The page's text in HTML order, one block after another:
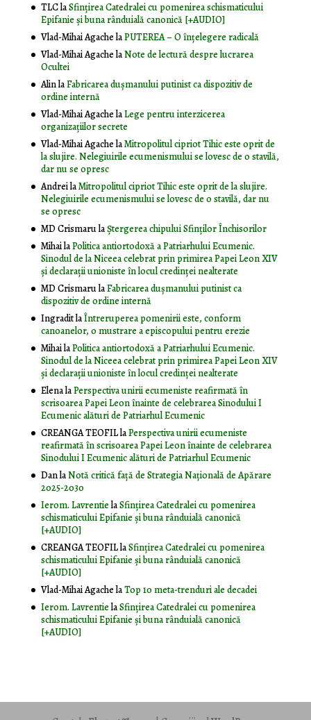
TLClaSfințirea Catedralei cu pomenirea schismaticului
Epifanie și buna rânduială canonică [+AUDIO]
Vlad-Mihai AgachelaPUTEREA – O înţelegere radicală
Vlad-Mihai AgachelaNote de lectură despre lucrarea
Ocultei
AlinlaFabricarea dușmanului putinist ca dispozitiv de
ordine internă
Vlad-Mihai AgachelaLege pentru interzicerea
organizaţiilor secrete
Vlad-Mihai AgachelaMitropolitul cipriot Tihic este oprit de
la slujire. Nelegiuirile ecumenismului se lovesc de o stavilă,
dar nu se opresc
AndreilaMitropolitul cipriot Tihic este oprit de la slujire.
Nelegiuirile ecumenismului se lovesc de o stavilă, dar nu
se opresc
MD CrismarulaŞtergerea chipului Sfinţilor Închisorilor
MihailaPolitica antiortodoxă a Patriarhului Ecumenic.
Sinodul de la Niceea celebrat prin primirea Papei Leon XIV
și declarații unioniste în locul credinței nealterate
MD CrismarulaFabricarea dușmanului putinist ca
dispozitiv de ordine internă
IngraditlaÎntreruperea pomenirii este, conform
canoanelor, o mustrare a episcopului pentru erezie
MihailaPolitica antiortodoxă a Patriarhului Ecumenic.
Sinodul de la Niceea celebrat prin primirea Papei Leon XIV
și declarații unioniste în locul credinței nealterate
ElenalaPerspectiva unirii ecumeniste reafirmată în
scrisoarea Papei Leon înainte de celebrarea Sinodului I
Ecumenic alături de Patriarhul Ecumenic
CREANGA TEOFILlaPerspectiva unirii ecumeniste
reafirmată în scrisoarea Papei Leon înainte de celebrarea
Sinodului I Ecumenic alături de Patriarhul Ecumenic
DanlaNotă critică faţă de Strategia Naţională de Apărare
2025-2030
Ierom. LavrentielaSfințirea Catedralei cu pomenirea
schismaticului Epifanie și buna rânduială canonică
[+AUDIO]
CREANGA TEOFILlaSfințirea Catedralei cu pomenirea
schismaticului Epifanie și buna rânduială canonică
[+AUDIO]
Vlad-Mihai AgachelaTop 10 meta-trenduri ale decadei
Ierom. LavrentielaSfințirea Catedralei cu pomenirea
schismaticului Epifanie și buna rânduială canonică
[+AUDIO]